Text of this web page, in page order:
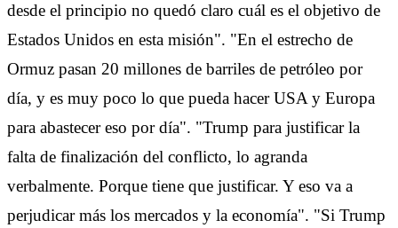
desde el principio no quedó claro cuál es el objetivo de
Estados Unidos en esta misión". "En el estrecho de
Ormuz pasan 20 millones de barriles de petróleo por
día, y es muy poco lo que pueda hacer USA y Europa
para abastecer eso por día". "Trump para justificar la
falta de finalización del conflicto, lo agranda
verbalmente. Porque tiene que justificar. Y eso va a
perjudicar más los mercados y la economía". "Si Trump